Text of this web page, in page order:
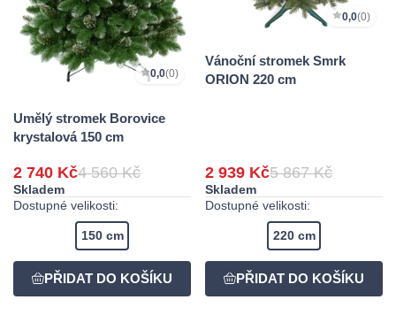
0,0(0)
Umělý stromek Borovice
krystalová 150 cm
2 740 Kč4 560 Kč
Skladem
Dostupné velikosti:
150 cm
0,0(0)
Vánoční stromek Smrk
ORION 220 cm
2 939 Kč5 867 Kč
Skladem
Dostupné velikosti:
220 cm